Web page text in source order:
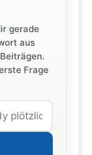
gerade
aus
Frage